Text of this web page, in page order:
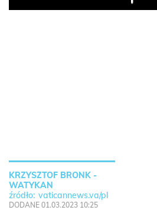
Play
​KRZYSZTOF BRONK -
WATYKAN
vaticannews.va/pl
DODANE 01.03.2023 10:25